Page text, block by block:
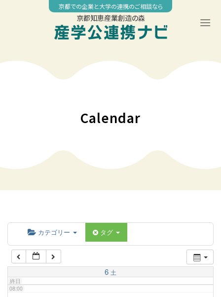
京都での企業と大学の連携のご相談なら
京都知恵産業創造の森
Calendar
カテゴリー タグ
6 土
終日
04:00
07:00
08:00